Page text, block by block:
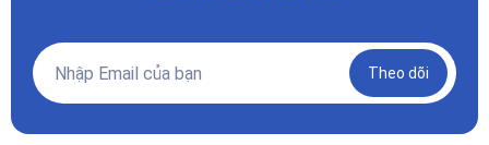
Theo dõi